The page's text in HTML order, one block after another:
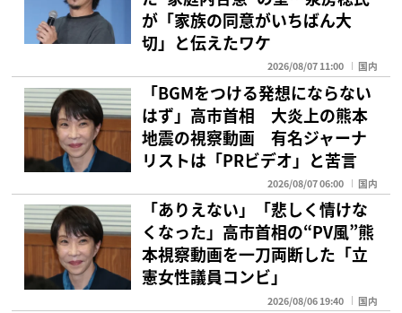
が「家族の同意がいちばん大
切」と伝えたワケ
2026/08/07 11:00 国内
「BGMをつける発想にならない
はず」高市首相 大炎上の熊本
地震の視察動画 有名ジャーナ
リストは「PRビデオ」と苦言
2026/08/07 06:00 国内
「ありえない」「悲しく情けな
くなった」高市首相の“PV風”熊
本視察動画を一刀両断した「立
憲女性議員コンビ」
2026/08/06 19:40 国内